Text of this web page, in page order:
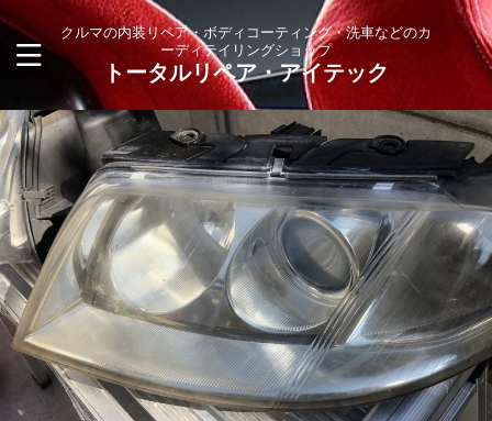
クルマの内装リペア・ボディコーティング・洗車などのカ
ーディテイリングショップ
トータルリペア・アイテック